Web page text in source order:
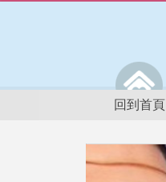
回到首頁